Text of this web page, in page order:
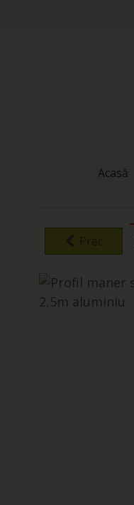
Acasă